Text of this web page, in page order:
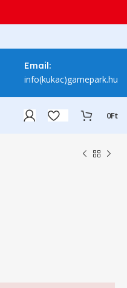
Email:
info(kukac)gamepark.hu
0Ft